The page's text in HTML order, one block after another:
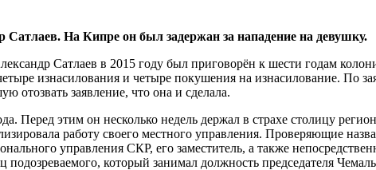
На Кипре он был задержан за нападение на девушку.
Сатлаев в 2015 году был приговорён к шести годам
изнасилования и четыре покушения на изнасилование. По
отозвать заявление, что она и сделала.
Перед этим он несколько недель держал в страхе столицу
работу своего местного управления. Проверяющие
управления СКР, его заместитель, а также
который занимал должность председателя